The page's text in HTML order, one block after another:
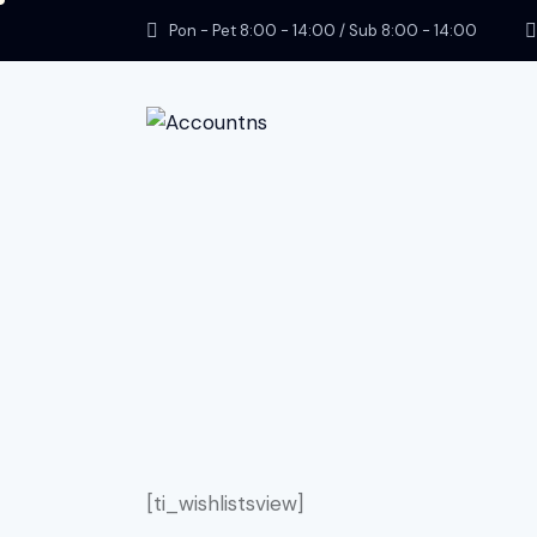
Pon - Pet 8:00 - 14:00 / Sub 8:00 - 14:00
[ti_wishlistsview]